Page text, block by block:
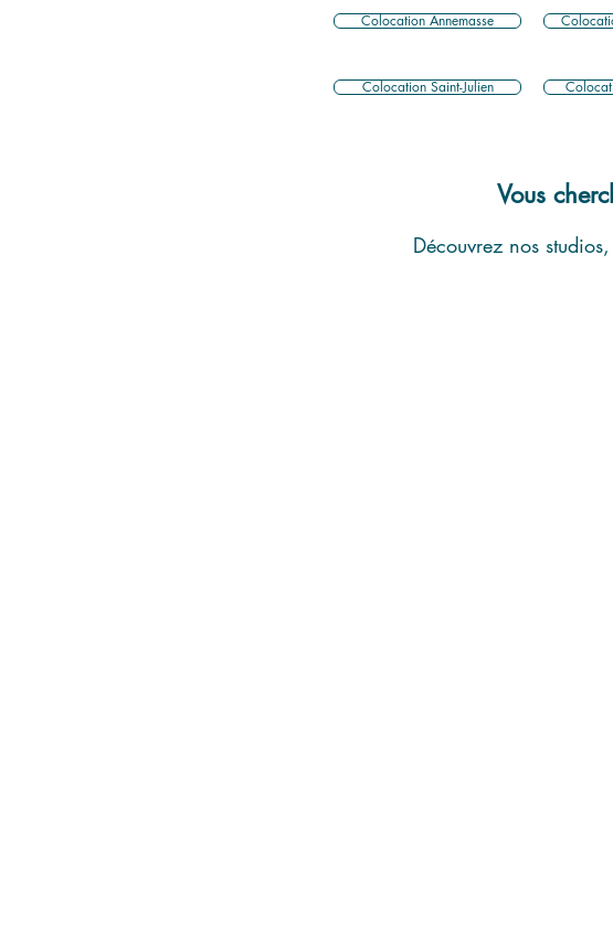
Colocation Annemasse
Colocation Saint-Julien
Vous
Découvrez nos